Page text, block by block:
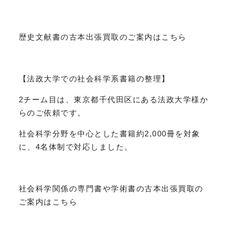
歴史文献書の古本出張買取のご案内はこちら
【法政大学での社会科学系書籍の整理】
2チーム目は、東京都千代田区にある法政大学様か
らのご依頼です。
社会科学分野を中心とした書籍約2,000冊を対象
に、4名体制で対応しました。
社会科学関係の専門書や学術書の古本出張買取の
ご案内はこちら